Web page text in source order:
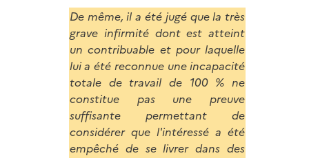
De même, il a été jugé que la très
grave infirmité dont est atteint
un contribuable et pour laquelle
lui a été reconnue une incapacité
totale de travail de 100 % ne
constitue pas une preuve
suffisante permettant de
considérer que l'intéressé a été
empêché de se livrer dans des